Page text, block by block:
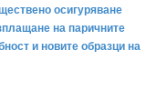
осигуряване
на паричните
и новите образци на